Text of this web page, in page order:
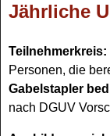
Jährliche
Teilnehmerkreis:
Personen, die
Gabelstapler
nach DGUV